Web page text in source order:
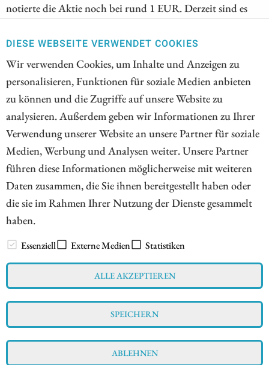
DIESE WEBSEITE VERWENDET COOKIES
Wir verwenden Cookies, um Inhalte und Anzeigen zu
personalisieren, Funktionen für soziale Medien anbieten
zu können und die Zugriffe auf unsere Website zu
analysieren. Außerdem geben wir Informationen zu Ihrer
Verwendung unserer Website an unsere Partner für soziale
Medien, Werbung und Analysen weiter. Unsere Partner
führen diese Informationen möglicherweise mit weiteren
Daten zusammen, die Sie ihnen bereitgestellt haben oder
die sie im Rahmen Ihrer Nutzung der Dienste gesammelt
haben.
Essenziell Externe Medien Statistiken
ALLE AKZEPTIEREN
SPEICHERN
ABLEHNEN
notierte die Aktie noch bei rund 1 EUR. Derzeit sind es
Antimon-Explorers erneut positiv. Analysten sehen
jedenfalls Vervielfachungspotenzial.
ZUM KOMMENTAR
1 2 3 4 5 6 7
zu ESG bewussten Unternehmen aus allen Teilen der Welt
Impressum
Datenschutz
Interessenskonflikt & Risikohinweis
Nutzungsbedingungen